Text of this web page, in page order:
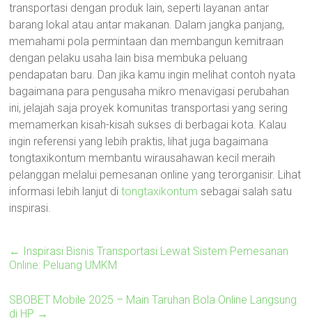
transportasi dengan produk lain, seperti layanan antar
barang lokal atau antar makanan. Dalam jangka panjang,
memahami pola permintaan dan membangun kemitraan
dengan pelaku usaha lain bisa membuka peluang
pendapatan baru. Dan jika kamu ingin melihat contoh nyata
bagaimana para pengusaha mikro menavigasi perubahan
ini, jelajah saja proyek komunitas transportasi yang sering
memamerkan kisah-kisah sukses di berbagai kota. Kalau
ingin referensi yang lebih praktis, lihat juga bagaimana
tongtaxikontum membantu wirausahawan kecil meraih
pelanggan melalui pemesanan online yang terorganisir. Lihat
informasi lebih lanjut ditongtaxikontum sebagai salah satu
inspirasi.
← Inspirasi Bisnis Transportasi Lewat Sistem Pemesanan
Online: Peluang UMKM
SBOBET Mobile 2025 – Main Taruhan Bola Online Langsung
di HP →